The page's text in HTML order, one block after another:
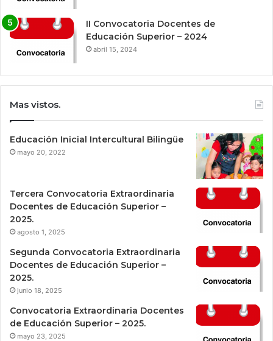
II Convocatoria Docentes de
Educación Superior – 2024
abril 15, 2024
Mas vistos.
Educación Inicial Intercultural Bilingüe
mayo 20, 2022
Tercera Convocatoria Extraordinaria
Docentes de Educación Superior –
2025.
agosto 1, 2025
Segunda Convocatoria Extraordinaria
Docentes de Educación Superior –
2025.
junio 18, 2025
Convocatoria Extraordinaria Docentes
de Educación Superior – 2025.
mayo 23, 2025